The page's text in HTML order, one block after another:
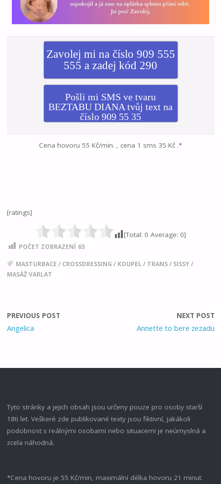
Zavolej mi na číslo 909 555
555 a zadej kód 290
Pošli mi SMS ve tvaru
BEZTABU DIANA tvůj text na
číslo 909 55 35
Cena hovoru 55 Kč/min. , cena 1 sms 35 Kč .*
[ratings]
[Total: 0 Average: 0]
POČET ZOBRAZENÍ 65
MASTURBACE / CROSSDRESSING / KOUPEL/ TRANS/ SISSY/
MASÁŽ VARLAT
PREVIOUS POST
Angelica
NEXT POST
Annette to bere zezadu
Tyto stránky a jejich obsah jsou určeny pouze pro osoby starší
18ti let. Veškeré zde publikované texty jsou fiktivní, jakákoli
podobnost s reálnými osobami nebo situacemi je neúmyslná a
zcela náhodná.
*Cena hovoru je 55 Kč/min, maximální délka hovoru 21 minut.